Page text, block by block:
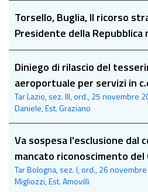
Torsello, Buglia, Il ricorso
Presidente della Repubblica
del Consiglio di Stato
Diniego di rilascio del
aeroportuale per servizi in
caso di pendenza di
condanna
Tar Lazio, sez. III, ord., 25 novembre
Daniele, Est. Graziano
Va sospesa l'esclusione dal
mancato riconoscimento del
dell’app. VerificaC19
Tar Bologna, sez. I, ord., 26
Migliozzi, Est. Amovilli